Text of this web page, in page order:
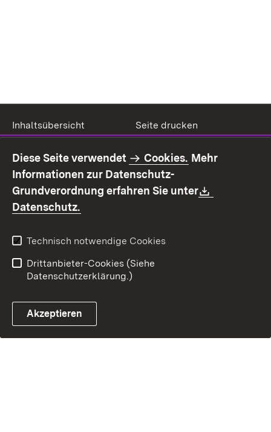
Inhaltsübersicht
Seite drucken
Benutzungshinweise
Erklärung zur
Barrierefreiheit
Kontakt
Fehlerhaften Link melden
Diese Seite verwendet Cookies. Mehr
Informationen zur Datenschutz-
Grundverordnung erfahren Sie unter
Datenschutz.
Technisch notwendige Cookies
Drittanbieter-Cookies (Siehe
Datenschutzerklärung.)
Akzeptieren